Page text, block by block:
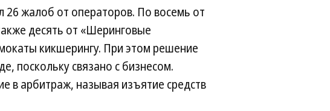
26 жалоб от операторов. По восемь от
десять от «Шеринговые
кикшерингу. При этом решение
поскольку связано с бизнесом.
в арбитраж, называя изъятие средств